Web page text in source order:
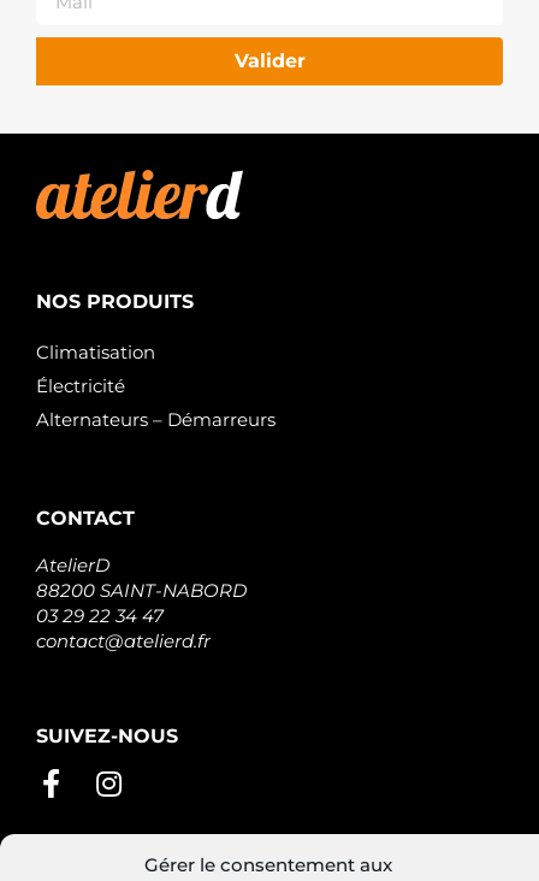
Gérer le consentement aux
Valider
NOS PRODUITS
Climatisation
Électricité
Alternateurs – Démarreurs
CONTACT
AtelierD
88200 SAINT-NABORD
03 29 22 34 47
contact@atelierd.fr
SUIVEZ-NOUS